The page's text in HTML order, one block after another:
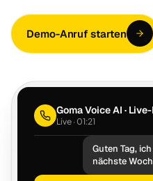
Demo-Anruf starten
Goma Voice AI ·
Live · 02:28
Guten Tag,
nächste